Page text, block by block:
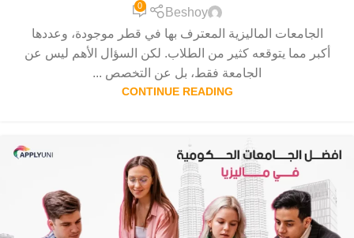
Beshoy
0
الجامعات الماليزية المعترف بها في قطر موجودة، وعددها
أكبر مما يتوقعه كثير من الطلاب. لكن السؤال الأهم ليس عن
الجامعة فقط، بل عن التخصص ...
CONTINUE READING